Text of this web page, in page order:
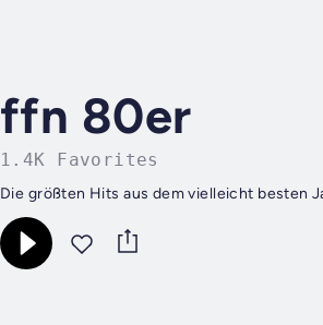
ffn 80er
1.4K Favorites
Die größten Hits aus dem vielleicht besten